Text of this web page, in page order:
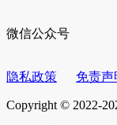
微信公众号
隐私政策 免责声
Copyright © 2022-